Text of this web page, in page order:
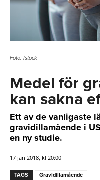
Foto: Istock
Medel för
kan sakna
Ett av de vanligaste
gravidillamående i
en ny studie.
17 jan 2018, kl 20:00
TAGS Gravidillamående